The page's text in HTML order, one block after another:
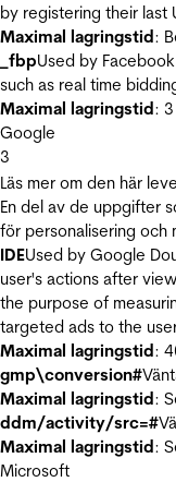
by registering their last
Maximal lagringstid:
_fbpUsed by
such as real time
Maximal lagringstid:
Google
3
Läs mer om den här
En del av de uppgifter
för personalisering och
IDEUsed by Google
user's actions after
the purpose of
targeted ads to the
Maximal lagringstid:
gmp\conversion#
Maximal lagringstid:
ddm/activity/src=#
Maximal lagringstid:
Microsoft